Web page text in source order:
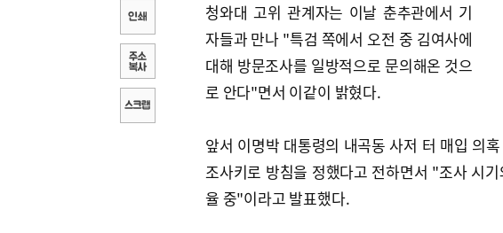
청와대 고위 관계자는 이날 춘추관에서 기
자들과 만나 "특검 쪽에서 오전 중 김여사에
대해 방문조사를 일방적으로 문의해온 것으
로 안다"면서 이같이 밝혔다.
앞서 이명박 대통령의 내곡동 사저 터 매입 의
조사키로 방침을 정했다고 전하면서 "조사 시
율 중"이라고 발표했다.